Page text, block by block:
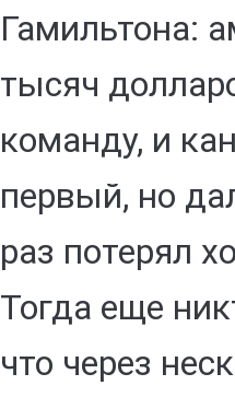
Гамильтона:
тысяч
команду, и
первый, но
раз потерял
Тогда еще
что через